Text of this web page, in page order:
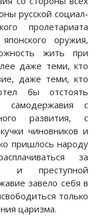
русской социал-
пролетариата
оружия,
жить при
даже теми, кто
даже теми, кто
бы отстоять
самодержавия с
развития, с
чиновников и
пришлось народу
за
и преступной
завело себя в
только
царизма.